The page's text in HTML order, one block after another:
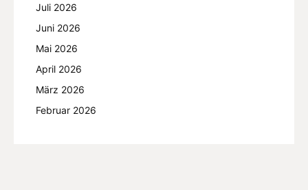
Juli 2026
Juni 2026
Mai 2026
April 2026
März 2026
Februar 2026